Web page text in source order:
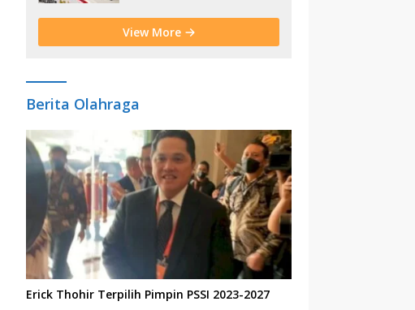
View More
Berita Olahraga
Erick Thohir Terpilih Pimpin PSSI 2023-2027